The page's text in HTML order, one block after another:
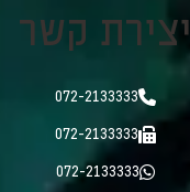
יצירת קשר
072-2133333
072-2133333
072-2133333